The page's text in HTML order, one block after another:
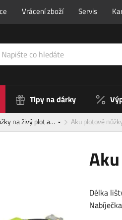
Vrácení zboží Servis
Tipy na dárky
na živý plot a… Aku plotové
Délka